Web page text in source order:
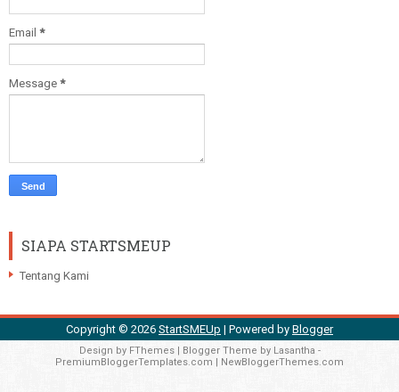
Email *
Message *
SIAPA STARTSMEUP
Tentang Kami
Copyright © 2026 StartSMEUp | Powered by Blogger
Design by FThemes| Blogger Theme by Lasantha -
PremiumBloggerTemplates.com
NewBloggerThemes.com